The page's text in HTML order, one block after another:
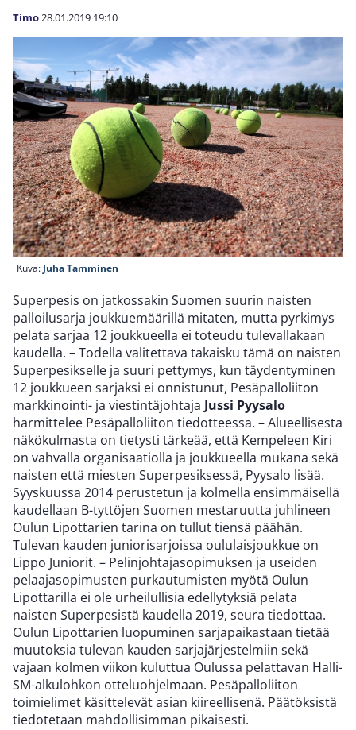
Timo28.01.2019 19:10
Kuva: Juha Tamminen
Superpesis on jatkossakin Suomen suurin naisten
palloilusarja joukkuemäärillä mitaten, mutta pyrkimys
pelata sarjaa 12 joukkueella ei toteudu tulevallakaan
kaudella. – Todella valitettava takaisku tämä on naisten
Superpesikselle ja suuri pettymys, kun täydentyminen
12 joukkueen sarjaksi ei onnistunut, Pesäpalloliiton
markkinointi- ja viestintäjohtaja Jussi Pyysalo
harmittelee Pesäpalloliiton tiedotteessa. – Alueellisesta
näkökulmasta on tietysti tärkeää, että Kempeleen Kiri
on vahvalla organisaatiolla ja joukkueella mukana sekä
naisten että miesten Superpesiksessä, Pyysalo lisää.
Syyskuussa 2014 perustetun ja kolmella ensimmäisellä
kaudellaan B-tyttöjen Suomen mestaruutta juhlineen
Oulun Lipottarien tarina on tullut tiensä päähän.
Tulevan kauden juniorisarjoissa oululaisjoukkue on
Lippo Juniorit. – Pelinjohtajasopimuksen ja useiden
pelaajasopimusten purkautumisten myötä Oulun
Lipottarilla ei ole urheilullisia edellytyksiä pelata
naisten Superpesistä kaudella 2019, seura tiedottaa.
Oulun Lipottarien luopuminen sarjapaikastaan tietää
muutoksia tulevan kauden sarjajärjestelmiin sekä
vajaan kolmen viikon kuluttua Oulussa pelattavan Halli-
SM-alkulohkon otteluohjelmaan. Pesäpalloliiton
toimielimet käsittelevät asian kiireellisenä. Päätöksistä
tiedotetaan mahdollisimman pikaisesti.